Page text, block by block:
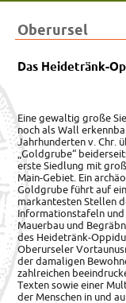
Oberursel
Das Heidetränk-
Eine gewaltig große
noch als Wall
Jahrhunderten v. Chr.
„Goldgrube“
erste Siedlung mit
Main-Gebiet. Ein
Goldgrube führt auf
markantesten Stellen
Informationstafeln und
Mauerbau und
des Heidetränk-
Oberurseler
der damaligen
zahlreichen
Texten sowie einer
der Menschen in und